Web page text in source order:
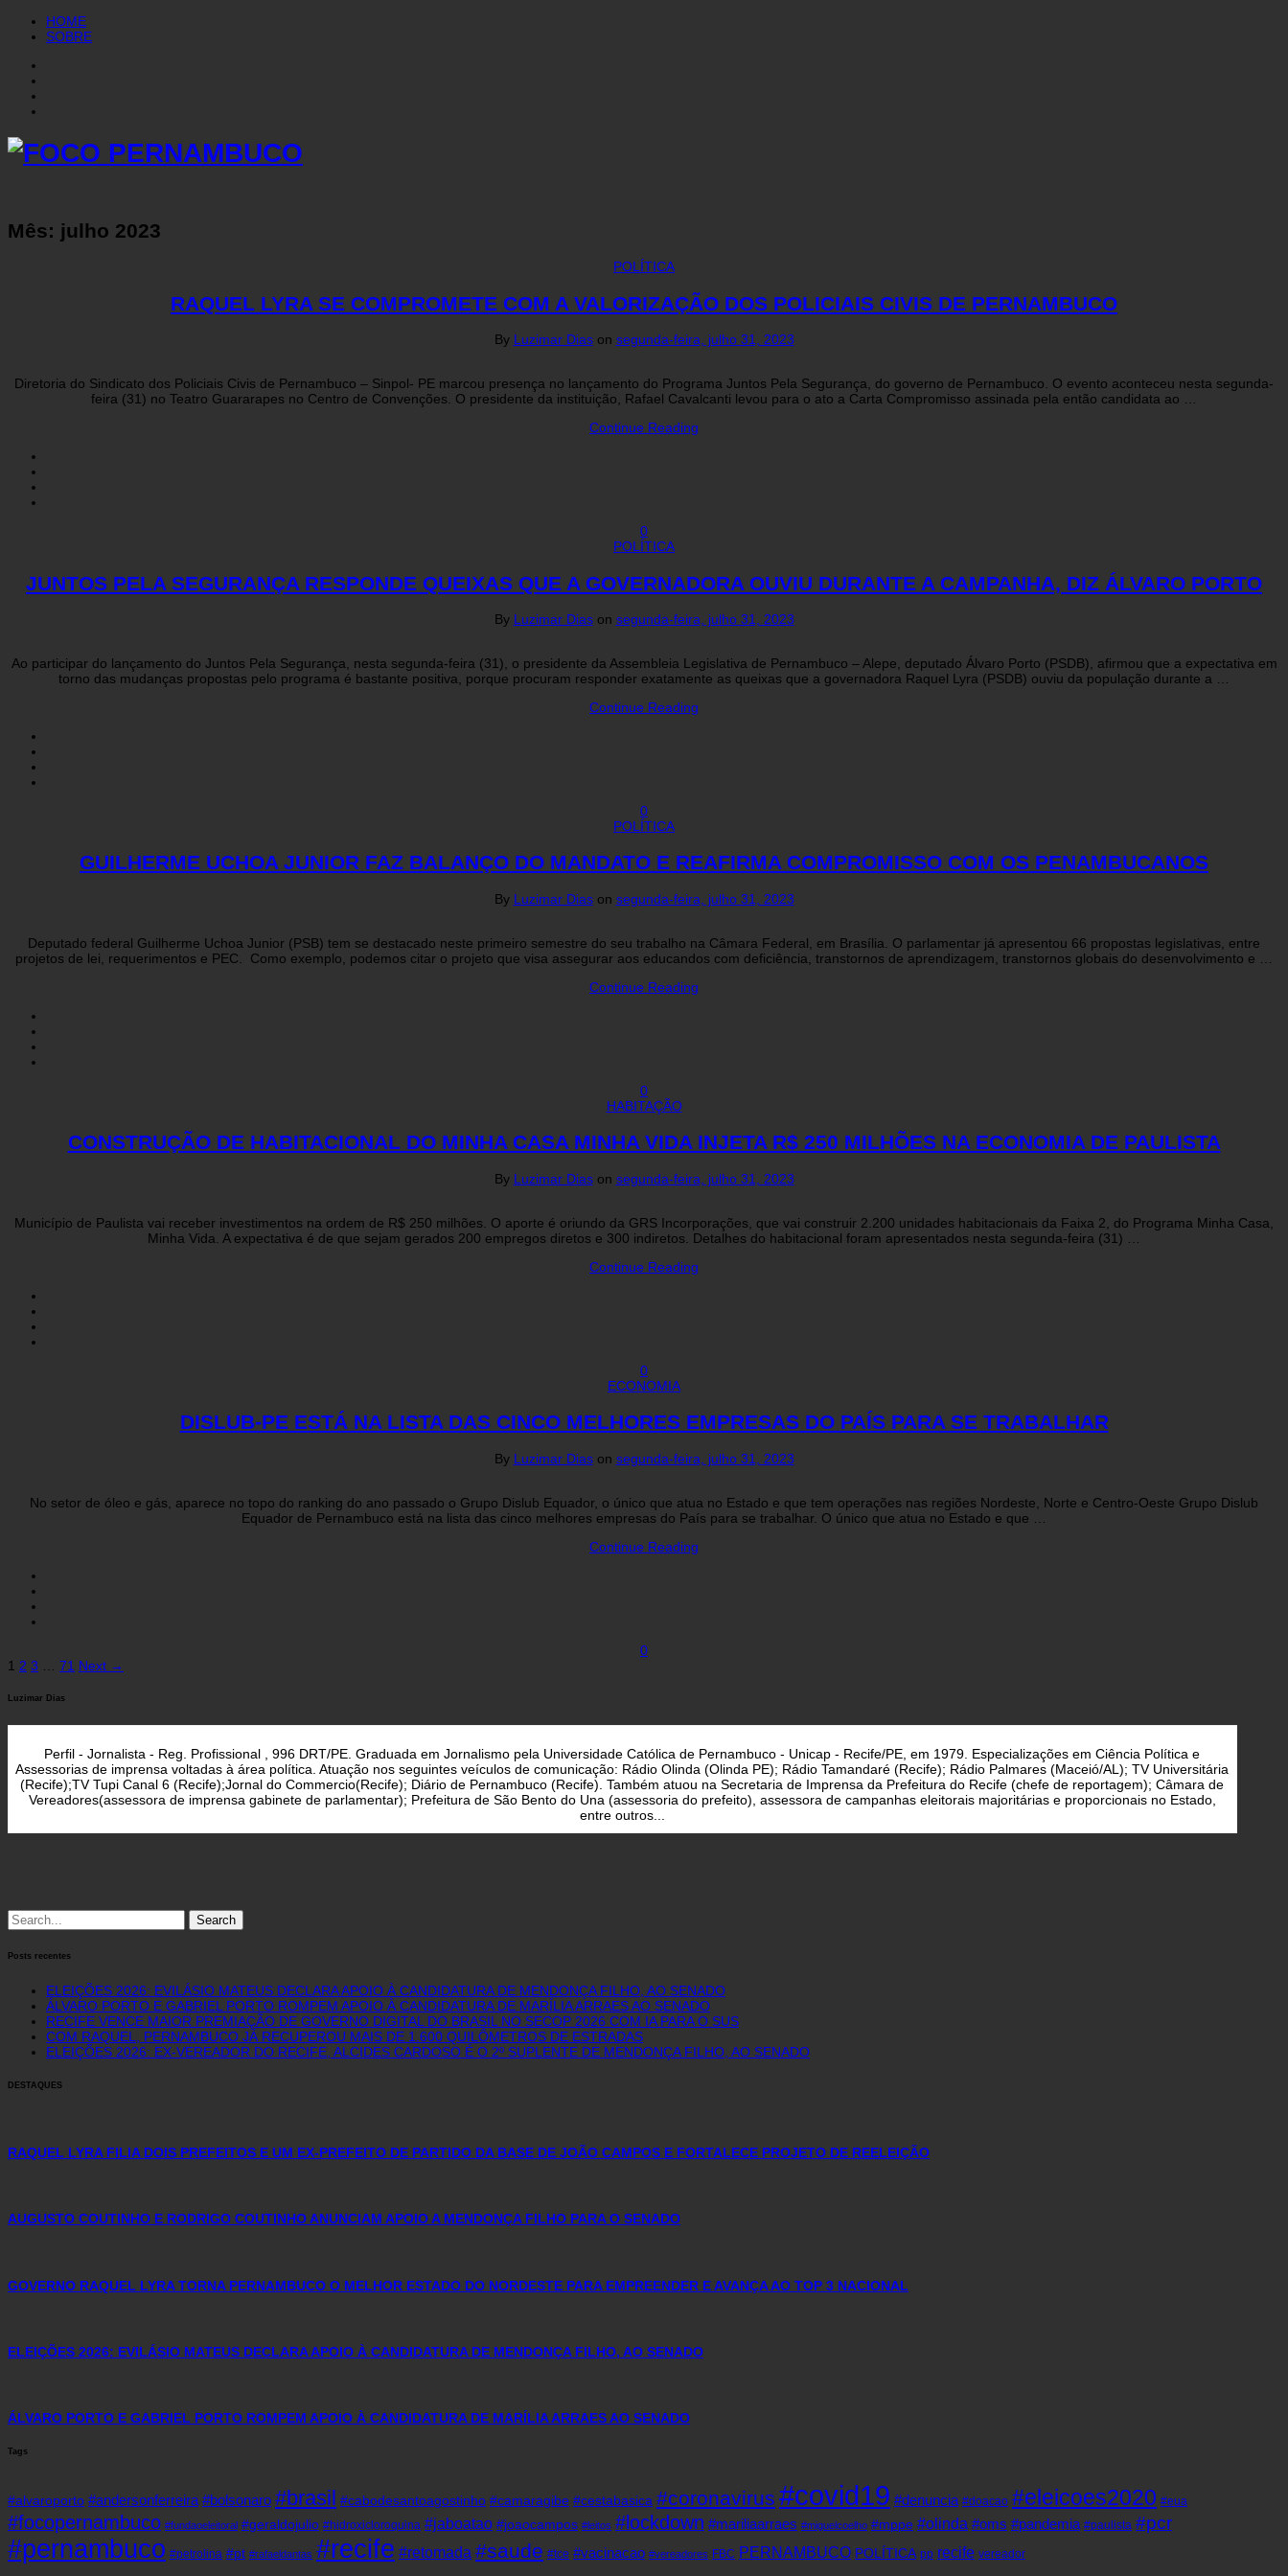
HOME
SOBRE
Mês: julho 2023
POLÍTICA
RAQUEL LYRA SE COMPROMETE COM A VALORIZAÇÃO DOS POLICIAIS CIVIS DE PERNAMBUCO
By Luzimar Dias on segunda-feira, julho 31, 2023
Diretoria do Sindicato dos Policiais Civis de Pernambuco – Sinpol- PE marcou presença no lançamento do Programa Juntos Pela Segurança, do governo de Pernambuco. O evento aconteceu nesta segunda-
feira (31) no Teatro Guararapes no Centro de Convenções. O presidente da instituição, Rafael Cavalcanti levou para o ato a Carta Compromisso assinada pela então candidata ao …
Continue Reading
0
POLÍTICA
JUNTOS PELA SEGURANÇA RESPONDE QUEIXAS QUE A GOVERNADORA OUVIU DURANTE A CAMPANHA, DIZ ÁLVARO PORTO
By Luzimar Dias on segunda-feira, julho 31, 2023
Ao participar do lançamento do Juntos Pela Segurança, nesta segunda-feira (31), o presidente da Assembleia Legislativa de Pernambuco – Alepe, deputado Álvaro Porto (PSDB), afirmou que a expectativa em
torno das mudanças propostas pelo programa é bastante positiva, porque procuram responder exatamente as queixas que a governadora Raquel Lyra (PSDB) ouviu da população durante a …
Continue Reading
0
POLÍTICA
GUILHERME UCHOA JUNIOR FAZ BALANÇO DO MANDATO E REAFIRMA COMPROMISSO COM OS PENAMBUCANOS
By Luzimar Dias on segunda-feira, julho 31, 2023
Deputado federal Guilherme Uchoa Junior (PSB) tem se destacado neste primeiro semestre do seu trabalho na Câmara Federal, em Brasília. O parlamentar já apresentou 66 propostas legislativas, entre
projetos de lei, requerimentos e PEC. Como exemplo, podemos citar o projeto que visa assegurar aos educandos com deficiência, transtornos de aprendizagem, transtornos globais do desenvolvimento e …
Continue Reading
0
HABITAÇÃO
CONSTRUÇÃO DE HABITACIONAL DO MINHA CASA MINHA VIDA INJETA R$ 250 MILHÕES NA ECONOMIA DE PAULISTA
By Luzimar Dias on segunda-feira, julho 31, 2023
Município de Paulista vai receber investimentos na ordem de R$ 250 milhões. O aporte é oriundo da GRS Incorporações, que vai construir 2.200 unidades habitacionais da Faixa 2, do Programa Minha Casa,
Minha Vida. A expectativa é de que sejam gerados 200 empregos diretos e 300 indiretos. Detalhes do habitacional foram apresentados nesta segunda-feira (31) …
Continue Reading
0
ECONOMIA
DISLUB-PE ESTÁ NA LISTA DAS CINCO MELHORES EMPRESAS DO PAÍS PARA SE TRABALHAR
By Luzimar Dias on segunda-feira, julho 31, 2023
No setor de óleo e gás, aparece no topo do ranking do ano passado o Grupo Dislub Equador, o único que atua no Estado e que tem operações nas regiões Nordeste, Norte e Centro-Oeste Grupo Dislub
Equador de Pernambuco está na lista das cinco melhores empresas do País para se trabalhar. O único que atua no Estado e que …
Continue Reading
0
1 2 3 71 Next →
Luzimar Dias
Perfil - Jornalista - Reg. Profissional , 996 DRT/PE. Graduada em Jornalismo pela Universidade Católica de Pernambuco - Unicap - Recife/PE, em 1979. Especializações em Ciência Política e
Assessorias de imprensa voltadas à área política. Atuação nos seguintes veículos de comunicação: Rádio Olinda (Olinda PE); Rádio Tamandaré (Recife); Rádio Palmares (Maceió/AL); TV Universitária
(Recife);TV Tupi Canal 6 (Recife);Jornal do Commercio(Recife); Diário de Pernambuco (Recife). Também atuou na Secretaria de Imprensa da Prefeitura do Recife (chefe de reportagem); Câmara de
Vereadores(assessora de imprensa gabinete de parlamentar); Prefeitura de São Bento do Una (assessoria do prefeito), assessora de campanhas eleitorais majoritárias e proporcionais no Estado,
entre outros...
Search
for:
Posts recentes
ELEIÇÕES 2026: EVILÁSIO MATEUS DECLARA APOIO À CANDIDATURA DE MENDONÇA FILHO, AO SENADO
ÁLVARO PORTO E GABRIEL PORTO ROMPEM APOIO À CANDIDATURA DE MARÍLIA ARRAES AO SENADO
RECIFE VENCE MAIOR PREMIAÇÃO DE GOVERNO DIGITAL DO BRASIL NO SECOP 2026 COM IA PARA O SUS
COM RAQUEL, PERNAMBUCO JÁ RECUPEROU MAIS DE 1.600 QUILÔMETROS DE ESTRADAS
ELEIÇÕES 2026: EX-VEREADOR DO RECIFE, ALCIDES CARDOSO É O 2º SUPLENTE DE MENDONÇA FILHO, AO SENADO
DESTAQUES
RAQUEL LYRA FILIA DOIS PREFEITOS E UM EX-PREFEITO DE PARTIDO DA BASE DE JOÃO CAMPOS E FORTALECE PROJETO DE REELEIÇÃO
AUGUSTO COUTINHO E RODRIGO COUTINHO ANUNCIAM APOIO A MENDONÇA FILHO PARA O SENADO
GOVERNO RAQUEL LYRA TORNA PERNAMBUCO O MELHOR ESTADO DO NORDESTE PARA EMPREENDER E AVANÇA AO TOP 3 NACIONAL
ELEIÇÕES 2026: EVILÁSIO MATEUS DECLARA APOIO À CANDIDATURA DE MENDONÇA FILHO, AO SENADO
ÁLVARO PORTO E GABRIEL PORTO ROMPEM APOIO À CANDIDATURA DE MARÍLIA ARRAES AO SENADO
Tags
#alvaroporto #andersonferreira #bolsonaro #brasil #cabodesantoagostinho #camaragibe #cestabasica #coronavirus #covid19 #denuncia #doacao #eleicoes2020 #eua
#focopernambuco #fundaoeleitoral #geraldojulio #hidroxicloroquina #jaboatao #joaocampos #leitos #lockdown #mariliaarraes #miguelcoelho #mppe #olinda #oms #pandemia #paulista #pcr
#pernambuco #petrolina #pt #rafaeldantas #recife #retomada #saude #tce #vacinacao #vereadores FBC PERNAMBUCO POLÍTICA pp recife vereador